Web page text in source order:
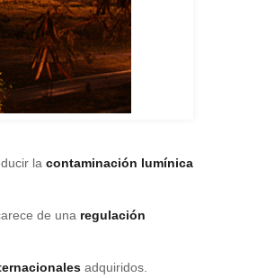
la contaminación lumínica
de una regulación
adquiridos.